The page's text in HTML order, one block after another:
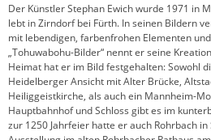
Der Künstler Stephan Ewich wurde 1971 in
lebt in Zirndorf bei Fürth. In seinen Bildern
mit lebendigen, farbenfrohen Elementen
„Tohuwabohu-Bilder“ nennt er seine
Heimat hat er im Bild festgehalten: Sowohl
Heidelberger Ansicht mit Alter Brücke,
Heiliggeistkirche, als auch ein Mannheim-
Hauptbahnhof und Schloss gibt es im
zur 1250 Jahrfeier hatte er auch Rohrbach in